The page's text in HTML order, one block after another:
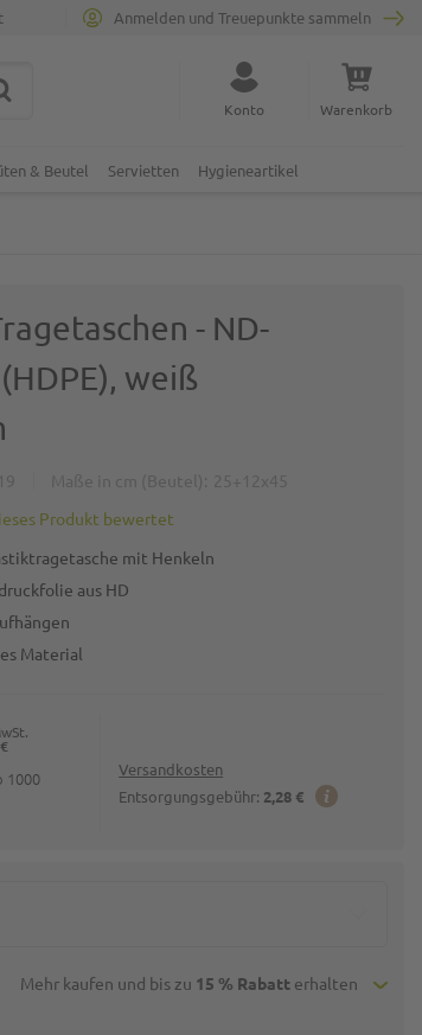
Anmelden und Treuepunkte sammeln
schließen
Konto Warenkorb
& Beutel Servietten Hygieneartikel
- ND-
weiß
Produkt bewertet
mit Henkeln
aus HD
Material
Versandkosten
Entsorgungsgebühr: 2,28 €
1000
Mehr kaufen und bis zu 15 % Rabatterhalten